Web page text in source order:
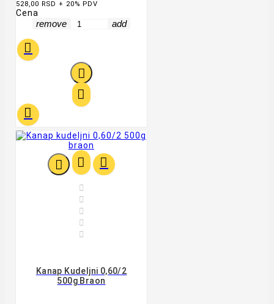
528,00 RSD + 20% PDV
Cena
remove add




  





Kanap Kudeljni 0,60/2
500g Braon